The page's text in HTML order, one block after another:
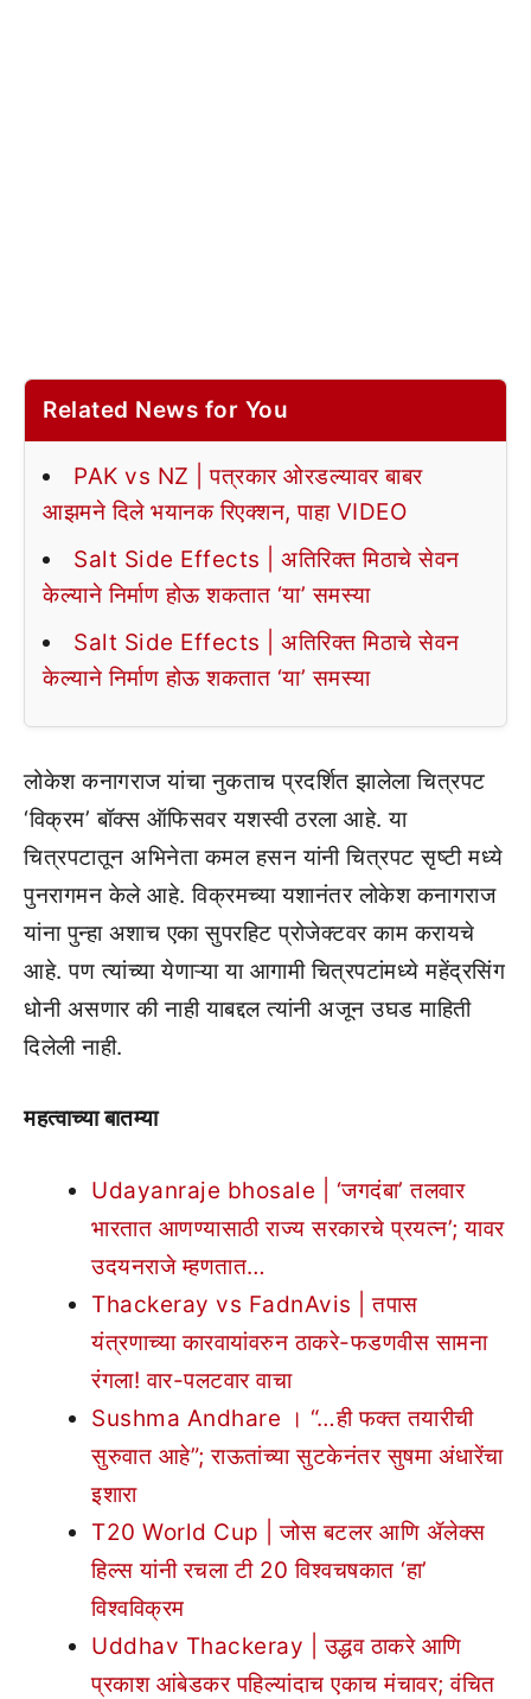
Related News for You
PAK vs NZ | पत्रकार ओरडल्यावर बाबर
आझमने दिले भयानक रिएक्शन, पाहा VIDEO
Salt Side Effects | अतिरिक्त मिठाचे सेवन
केल्याने निर्माण होऊ शकतात ‘या’ समस्या
Salt Side Effects | अतिरिक्त मिठाचे सेवन
केल्याने निर्माण होऊ शकतात ‘या’ समस्या
लोकेश कनागराज यांचा नुकताच प्रदर्शित झालेला चित्रपट
‘विक्रम’ बॉक्स ऑफिसवर यशस्वी ठरला आहे. या
चित्रपटातून अभिनेता कमल हसन यांनी चित्रपट सृष्टी मध्ये
पुनरागमन केले आहे. विक्रमच्या यशानंतर लोकेश कनागराज
यांना पुन्हा अशाच एका सुपरहिट प्रोजेक्टवर काम करायचे
आहे. पण त्यांच्या येणाऱ्या या आगामी चित्रपटांमध्ये महेंद्रसिंग
धोनी असणार की नाही याबद्दल त्यांनी अजून उघड माहिती
दिलेली नाही.
महत्वाच्या बातम्या
Udayanraje bhosale | ‘जगदंबा’ तलवार
भारतात आणण्यासाठी राज्य सरकारचे प्रयत्न’; यावर
उदयनराजे म्हणतात…
Thackeray vs FadnAvis | तपास
यंत्रणाच्या कारवायांवरुन ठाकरे-फडणवीस सामना
रंगला! वार-पलटवार वाचा
Sushma Andhare । “…ही फक्त तयारीची
सुरुवात आहे”; राऊतांच्या सुटकेनंतर सुषमा अंधारेंचा
इशारा
T20 World Cup | जोस बटलर आणि ॲलेक्स
हिल्स यांनी रचला टी 20 विश्वचषकात ‘हा’
विश्वविक्रम
Uddhav Thackeray | उद्धव ठाकरे आणि
प्रकाश आंबेडकर पहिल्यांदाच एकाच मंचावर; वंचित